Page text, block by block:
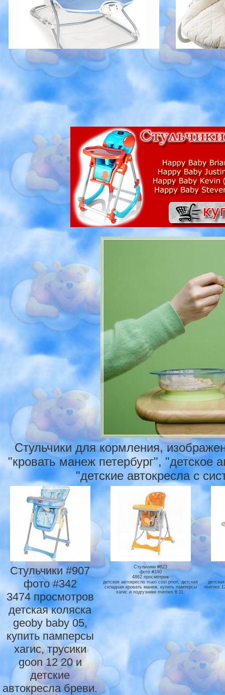
Стульчики для кормления,
"кровать манеж петербург", "детское
"детские автокресла с
Стульчики #907
фото #342
3474 просмотров
детская коляска
geoby baby 05,
купить памперсы
хагис, трусики
goon 12 20 и
детские
автокресла бреви.
Стульчики #823
фото #160
4862 просмотров
детское автокресло maxi cosi priori, детская
складная кровать манеж, купить памперсы
хагис и подгузники merries 6 11.
merries